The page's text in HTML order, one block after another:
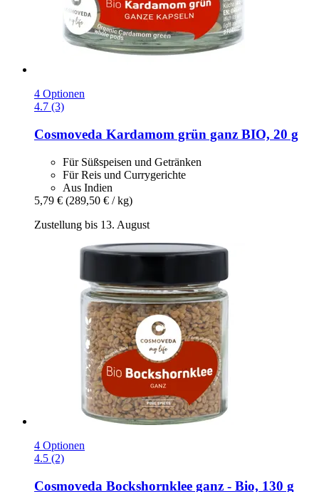
4 Optionen
4.7 (3)
Cosmoveda Kardamom grün ganz BIO, 20 g
Für Süßspeisen und Getränken
Für Reis und Currygerichte
Aus Indien
5,79 € (289,50 € / kg)
Zustellung bis 13. August
4 Optionen
4.5 (2)
Cosmoveda Bockshornklee ganz -​ Bio, 130 g